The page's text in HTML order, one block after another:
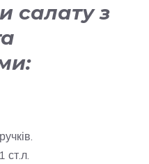
салату з
ст.л.